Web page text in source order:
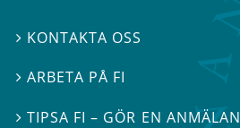
 KONTAKTA OSS
ARBETA PÅ FI
TIPSA FI – GÖR EN ANMÄLAN